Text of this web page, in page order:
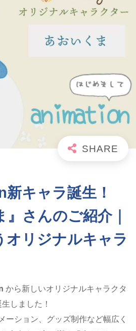
キャラ誕生！
』さんのご紹介｜
オリジナルキャラ
から新しいオリジナルキャラクタ
しました！
ーション、グッズ制作など幅広く